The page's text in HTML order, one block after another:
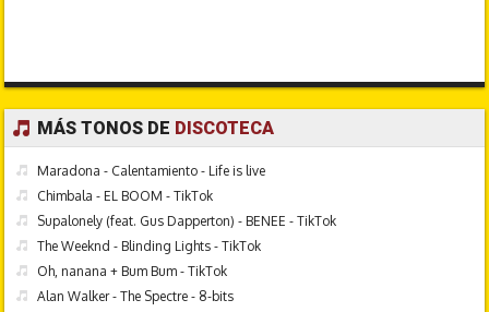
MÁS TONOS DE DISCOTECA
Maradona - Calentamiento - Life is live
Chimbala - EL BOOM - TikTok
Supalonely (feat. Gus Dapperton) - BENEE - TikTok
The Weeknd - Blinding Lights - TikTok
Oh, nanana + Bum Bum - TikTok
Alan Walker - The Spectre - 8-bits